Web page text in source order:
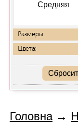
Средняя
Размеры:
Цвета:
Головна→